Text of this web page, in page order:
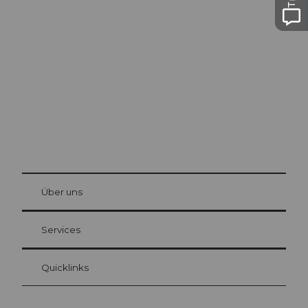
Gästekarte Luzern
Ihre Vorteile als Übernachtungsgast
at Bre
Über uns
Services
Quicklinks